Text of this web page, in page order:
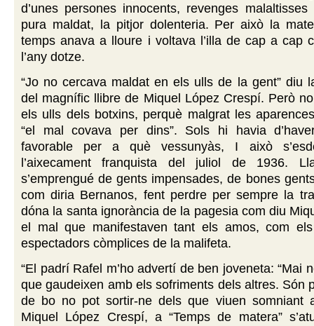
d’unes persones innocents, revenges
pura maldat, la pitjor dolenteria. Per això la
temps anava a lloure i voltava l’illa de cap a cap
l’any dotze.
“Jo no cercava maldat en els ulls de la gent” diu
del magnífic llibre de Miquel López Crespí. Però
els ulls dels botxins, perquè malgrat les
“el mal covava per dins”. Sols hi havia
favorable per a què vessunyàs, I això
l’aixecament franquista del juliol de 1936.
s’emprengué de gents impensades, de bones
com diria Bernanos, fent perdre per sempre la
dóna la santa ignorància de la pagesia com diu
el mal que manifestaven tant els amos, com
espectadors còmplices de la malifeta.
“El padrí Rafel m’ho advertí de ben joveneta: “Mai
que gaudeixen amb els sofriments dels altres. Són
de bo no pot sortir-ne dels que viuen somniant
Miquel López Crespí, a “Temps de matera”